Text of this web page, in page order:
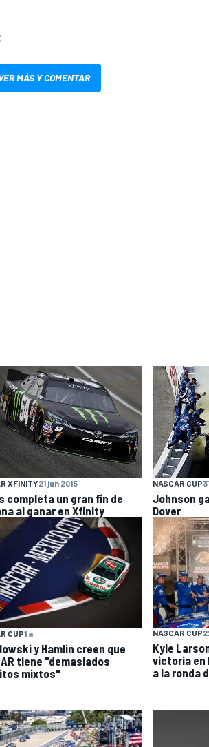
MÁS Y COMENTAR
XFINITY21 jun 2015
completa un gran fin de
al ganar en Xfinity
NASCAR CUP
Johnson
Dover
CUP1 a
y Hamlin creen que
tiene "demasiados
mixtos"
NASCAR CUP
Kyle
victoria en
a la ronda